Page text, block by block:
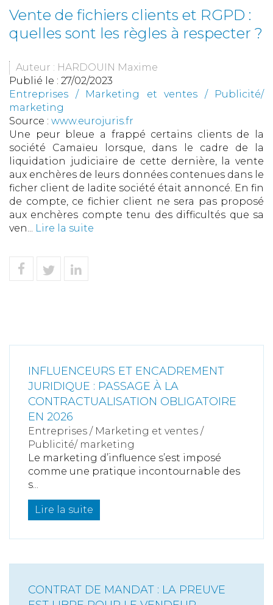
Vente de fichiers clients et RGPD :
quelles sont les règles à respecter ?
Auteur : HARDOUIN Maxime
Publié le : 27/02/2023
Entreprises / Marketing et ventes /
Publicité/
marketing
Source : www.eurojuris.fr
Une peur bleue a frappé certains clients de la
société Camaïeu lorsque, dans le cadre de la
liquidation judiciaire de cette dernière, la vente
aux enchères de leurs données contenues dans le
ficher client de ladite société était annoncé. En fin
de compte, ce fichier client ne sera pas proposé
aux enchères compte tenu des difficultés que sa
ven... Lire la suite
INFLUENCEURS ET ENCADREMENT
JURIDIQUE : PASSAGE À LA
CONTRACTUALISATION OBLIGATOIRE
EN 2026
Entreprises / Marketing et ventes /
Publicité/ marketing
Le marketing d’influence s’est imposé
comme une pratique incontournable des
s...
Lire la suite
CONTRAT DE MANDAT : LA PREUVE